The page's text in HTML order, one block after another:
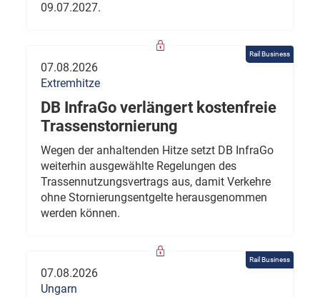
09.07.2027.
Rail Business
07.08.2026
Extremhitze
DB InfraGo verlängert kostenfreie
Trassenstornierung
Wegen der anhaltenden Hitze setzt DB InfraGo
weiterhin ausgewählte Regelungen des
Trassennutzungsvertrags aus, damit Verkehre
ohne Stornierungsentgelte herausgenommen
werden können.
Rail Business
07.08.2026
Ungarn